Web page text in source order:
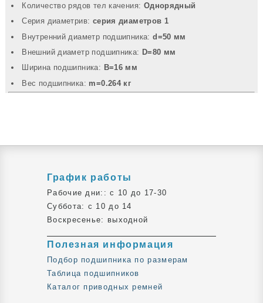
Количество рядов тел качения: Однорядный
Серия диаметрив: серия диаметров 1
Внутренний диаметр подшипника:d=50 мм
Внешний диаметр подшипника: D=80 мм
Ширина подшипника: B=16 мм
Вec подшипника: m=0.264 кг
График работы
Рабочие дни:: c 10 до 17-30
Суббота: c 10 до 14
Воскресенье: выходной
Полезная информация
Подбор подшипника по размерам
Таблица подшипников
Каталог приводных ремней